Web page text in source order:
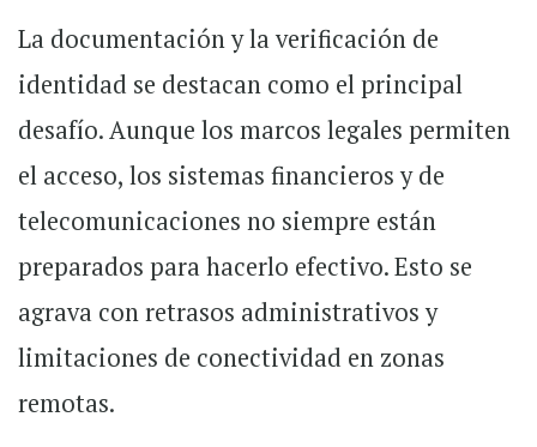
La documentación y la verificación de
identidad se destacan como el principal
desafío. Aunque los marcos legales permiten
el acceso, los sistemas financieros y de
telecomunicaciones no siempre están
preparados para hacerlo efectivo. Esto se
agrava con retrasos administrativos y
limitaciones de conectividad en zonas
remotas.